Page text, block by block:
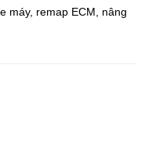
máy, remap ECM, nâng